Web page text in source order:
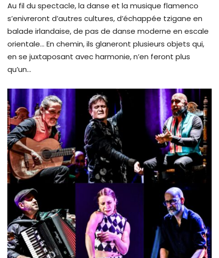
Au fil du spectacle, la danse et la musique flamenco
s’enivreront d’autres cultures, d’échappée tzigane en
balade irlandaise, de pas de danse moderne en escale
orientale… En chemin, ils glaneront plusieurs objets qui,
en se juxtaposant avec harmonie, n’en feront plus
qu’un…